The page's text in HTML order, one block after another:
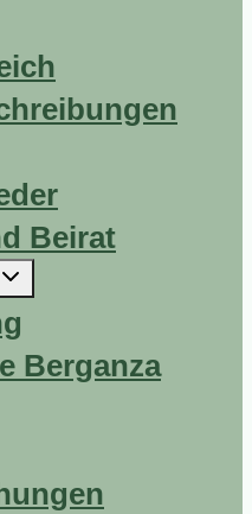
Beirat
Untermenü
erweitern
Berganza